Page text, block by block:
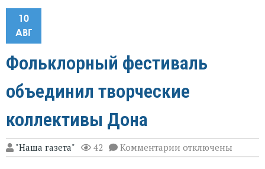
10
АВГ
Фольклорный фестиваль
объединил творческие
коллективы Дона
"Наша газета" 42 Комментарии к
записи
отключены